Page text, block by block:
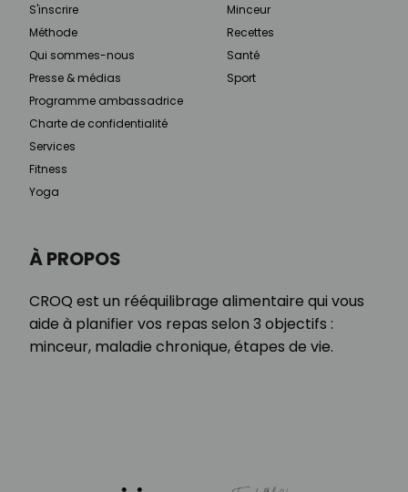
À PROPOS
CROQ est un rééquilibrage alimentaire qui vous
aide à planifier vos repas selon 3 objectifs :
minceur, maladie chronique, étapes de vie.
S'inscrire
Méthode
Qui sommes-nous
Presse & médias
Programme ambassadrice
Charte de confidentialité
Services
Fitness
Yoga
Minceur
Recettes
Santé
Sport